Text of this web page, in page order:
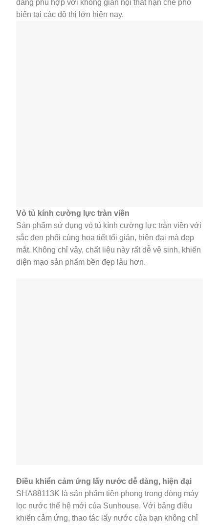
dàng phù hợp với không gian nội thất hạn chế phổ
biến tại các đô thị lớn hiện nay.
Vỏ tủ kính cường lực tràn viền
Sản phẩm sử dụng vỏ tủ kính cường lực tràn viền với
sắc đen phối cùng họa tiết tối giản, hiện đại mà đẹp
mắt. Không chỉ vậy, chất liệu này rất dễ vệ sinh, khiến
diện mạo sản phẩm bền đẹp lâu hơn.
Điều khiển cảm ứng lấy nước dễ dàng, hiện đại
SHA88113K là sản phẩm tiên phong trong dòng máy
lọc nước thế hệ mới của Sunhouse. Với bảng điều
khiển cảm ứng, thao tác lấy nước của bạn không chỉ